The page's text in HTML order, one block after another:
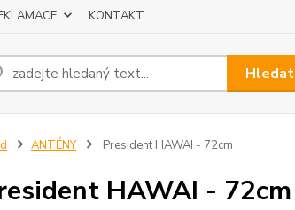
KONTAKT
Hledat
ANTÉNY President HAWAI - 72cm
HAWAI - 72cm